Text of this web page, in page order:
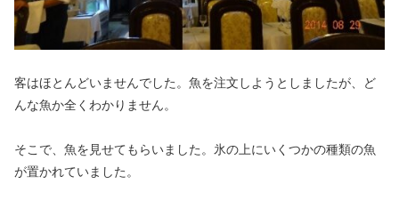
客はほとんどいませんでした。魚を注文しようとしましたが、ど
んな魚か全くわかりません。
そこで、魚を見せてもらいました。氷の上にいくつかの種類の魚
が置かれていました。